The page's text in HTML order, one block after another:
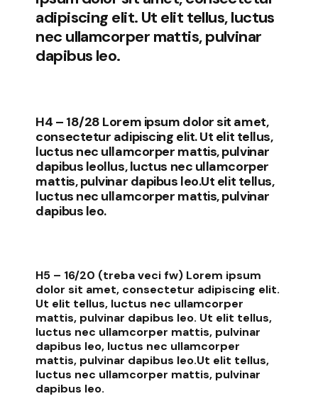
adipiscing elit. Ut elit tellus, luctus
nec ullamcorper mattis, pulvinar
dapibus leo.
H4 – 18/28 Lorem ipsum dolor sit amet,
consectetur adipiscing elit. Ut elit tellus,
luctus nec ullamcorper mattis, pulvinar
dapibus leollus, luctus nec ullamcorper
mattis, pulvinar dapibus leo.Ut elit tellus,
luctus nec ullamcorper mattis, pulvinar
dapibus leo.
H5 – 16/20 (treba veci fw) Lorem ipsum
dolor sit amet, consectetur adipiscing elit.
Ut elit tellus, luctus nec ullamcorper
mattis, pulvinar dapibus leo. Ut elit tellus,
luctus nec ullamcorper mattis, pulvinar
dapibus leo, luctus nec ullamcorper
mattis, pulvinar dapibus leo.Ut elit tellus,
luctus nec ullamcorper mattis, pulvinar
dapibus leo.